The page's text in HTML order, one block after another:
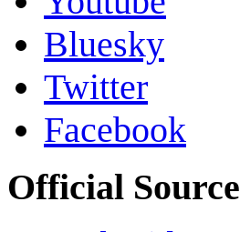
Bluesky
Twitter
Facebook
Official